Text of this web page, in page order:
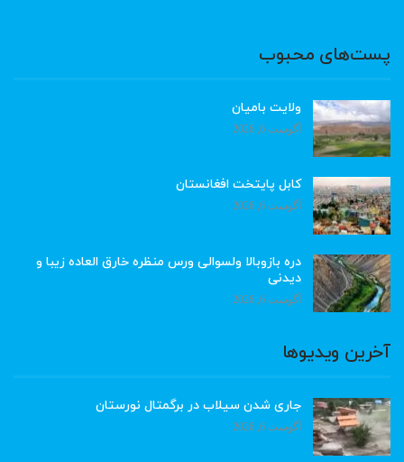
پست‌های محبوب
ولایت بامیان
آگوست 6, 2026
کابل پایتخت افغانستان
آگوست 6, 2026
دره بازوبالا ولسوالی ورس منظره خارق العاده زیبا و
دیدنی
آگوست 6, 2026
آخرین ویدیوها
جاری شدن سیلاب در برگمتال نورستان
آگوست 6, 2026